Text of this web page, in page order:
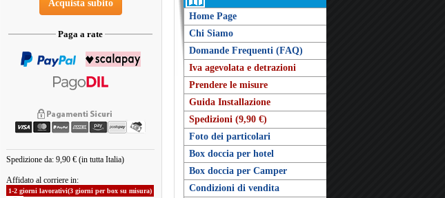
Home Page
Chi Siamo
Domande Frequenti (FAQ)
Iva agevolata e detrazioni
Prendere le misure
Guida Installazione
Spedizioni (9,90 €)
Foto dei particolari
Box doccia per hotel
Box doccia per Camper
Condizioni di vendita
Acquista subito
Paga a rate
Spedizione da: 9,90 € (in tutta Italia)
Affidato al corriere in:
1-2 giorni lavorativi(3 giorni per box su misura)